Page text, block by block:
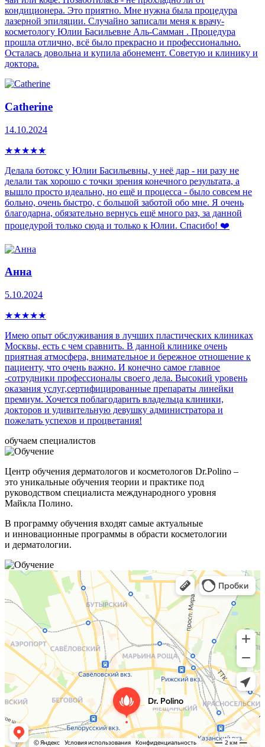
кондиционера. Это приятно. Мне нужна была процедура
лазерной эпиляции. Случайно записали меня к врачу-
косметологу Юлии Басильевне Аль-Самман . Процедура
прошла отлично, всё было прекрасно и профессионально.
Осталась довольна и купила абонемент. Советую и клинику и
доктора.
Catherine
14.10.2024
★★★★★
Делала ботокс у Юлии Басильевны, у неё дар - ни разу не
делали так хорошо с точки зрения конечного результата, а
вышло просто идеально, но ещё и процесса - было совсем не
больно, очень быстро, с большой заботой обо мне. Я очень
благодарна, обязательно вернусь ещё много раз, за данной
процедурой только сюда и только к Юлии. Спасибо! ❤️
Анна
5.10.2024
★★★★★
Имею опыт обслуживания в лучших пластических клиниках
Москвы, есть с чем сравнить. В данной клинике очень
приятная атмосфера, внимательное и бережное отношение к
пациенту, что очень важно. И конечно самое главное
-сотрудники профессионалы своего дела. Высокий уровень
оказания услуг,сертифицированные препараты линейки
премиум. Хочется поблагодарить владельца клиники,
докторов и удивительную девушку администратора и
пожелать успехов и процветания!
обучаем специалистов
Центр обучения дерматологов и косметологов Dr.Polino –
это уникальные обучения теории и практике под
руководством специалиста международного уровня
Майкла Полино.
В программу обучения входят самые актуальные
и инновационные программы в обрасти косметологии
и дерматологии.